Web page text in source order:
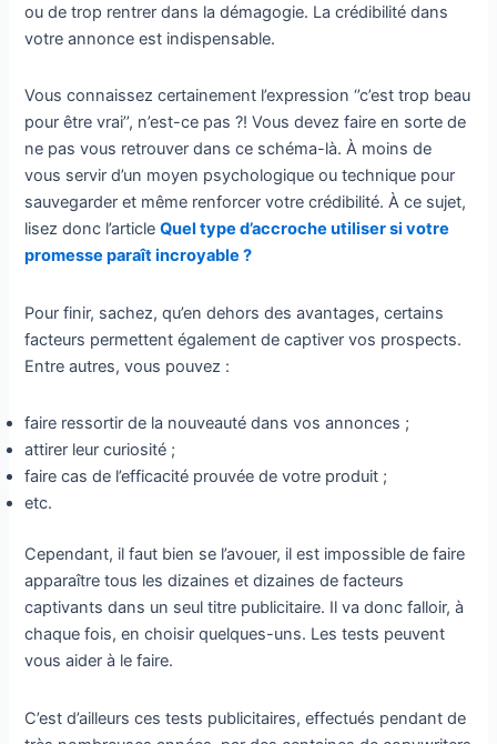
ou de trop rentrer dans la démagogie. La crédibilité dans
votre annonce est indispensable.
Vous connaissez certainement l’expression ‘’c’est trop beau
pour être vrai’’, n’est-ce pas ?! Vous devez faire en sorte de
ne pas vous retrouver dans ce schéma-là. À moins de
vous servir d’un moyen psychologique ou technique pour
sauvegarder et même renforcer votre crédibilité. À ce sujet,
lisez donc l’articleQuel type d’accroche utiliser si votre
promesse paraît incroyable ?
Pour finir, sachez, qu’en dehors des avantages, certains
facteurs permettent également de captiver vos prospects.
Entre autres, vous pouvez :
faire ressortir de la nouveauté dans vos annonces ;
attirer leur curiosité ;
faire cas de l’efficacité prouvée de votre produit ;
etc.
Cependant, il faut bien se l’avouer, il est impossible de faire
apparaître tous les dizaines et dizaines de facteurs
captivants dans un seul titre publicitaire. Il va donc falloir, à
chaque fois, en choisir quelques-uns. Les tests peuvent
vous aider à le faire.
C’est d’ailleurs ces tests publicitaires, effectués pendant de